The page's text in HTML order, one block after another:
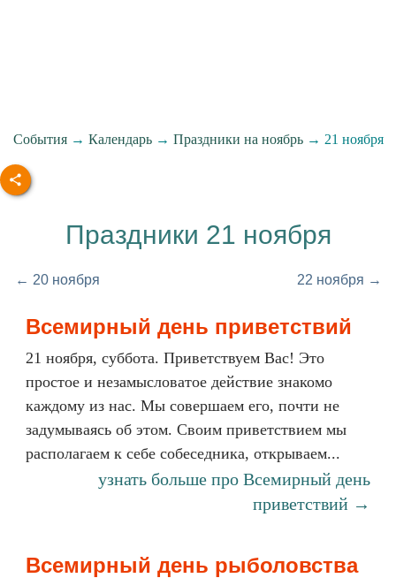
События→ Календарь→ Праздники на ноябрь→ 21 ноября
Праздники 21 ноября
← 20 ноября 22 ноября →
Всемирный день приветствий
21 ноября, суббота. Приветствуем Вас! Это
простое и незамысловатое действие знакомо
каждому из нас. Мы совершаем его, почти не
задумываясь об этом. Своим приветствием мы
располагаем к себе собеседника, открываем...
узнать больше про Всемирный день
приветствий →
Всемирный день рыболовства